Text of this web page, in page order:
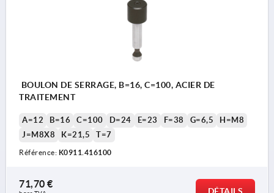
BOULON DE SERRAGE, B=16, C=100, ACIER DE
TRAITEMENT
A=12 B=16 C=100 D=24 E=23 F=38 G=6,5
H=M8
J=M8X8
K=21,5 T=7
Référence: K0911.416100
71,70 €